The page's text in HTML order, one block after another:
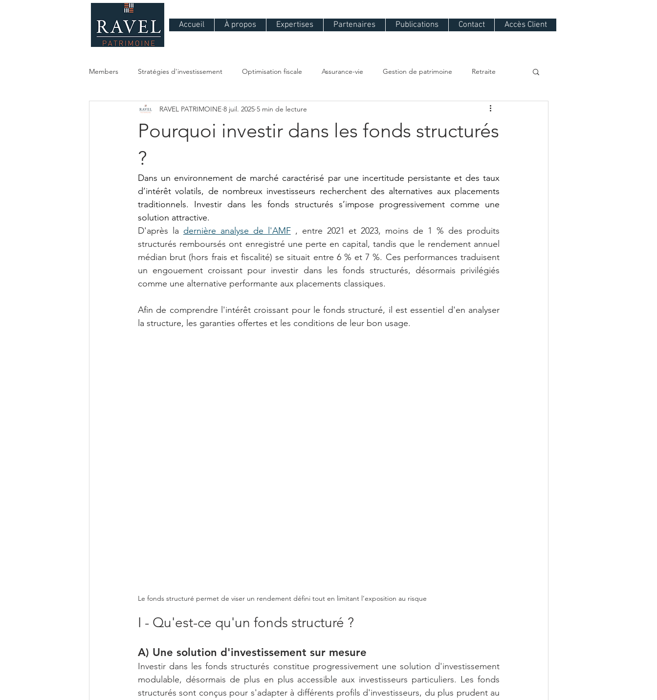
Accueil À propos Expertises Partenaires Publications Contact Accès Client
Members Stratégies d'investissement Optimisation fiscale Assurance-vie Gestion de patrimoine Retraite
immobilier
Pourquoi investir dans les fonds structurés
?
RAVEL PATRIMOINE 8 juil. 2025 5 min de lecture
Dans un environnement de marché caractérisé par une incertitude persistante et des taux
d’intérêt volatils, de nombreux investisseurs recherchent des alternatives aux placements
traditionnels. Investir dans les fonds structurés s’impose progressivement comme une
solution attractive.
D'après la dernière analyse de l'AMF , entre 2021 et 2023, moins de 1 % des produits
structurés remboursés ont enregistré une perte en capital, tandis que le rendement annuel
médian brut (hors frais et fiscalité) se situait entre 6 % et 7 %. Ces performances traduisent
un engouement croissant pour investir dans les fonds structurés, désormais privilégiés
comme une alternative performante aux placements classiques.
Afin de comprendre l'intérêt croissant pour le fonds structuré, il est essentiel d'en analyser
la structure, les garanties offertes et les conditions de leur bon usage.
Le fonds structuré permet de viser un rendement défini tout en limitant l’exposition au risque
I - Qu'est-ce qu'un fonds structuré ?
A) Une solution d'investissement sur mesure
Investir dans les fonds structurés constitue progressivement une solution d'investissement
modulable, désormais de plus en plus accessible aux investisseurs particuliers. Les fonds
structurés sont conçus pour s'adapter à différents profils d'investisseurs, du plus prudent au